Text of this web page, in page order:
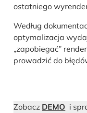
ostatniego
Według
optymalizacja
„zapobiegać”
prowadzić do
Zobacz DEMO i